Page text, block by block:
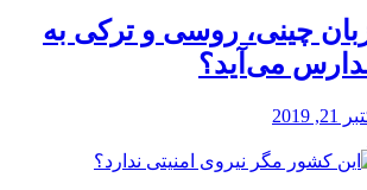
چینی، روسی و ترکی به
می‌آید؟
21, 2019